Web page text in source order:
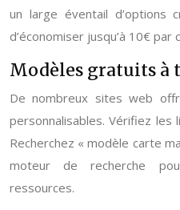
un large éventail d’options
d’économiser jusqu’à 10€ par
Modèles gratuits à
De nombreux sites web
personnalisables. Vérifiez les
Recherchez « modèle carte
moteur de recherche
ressources.